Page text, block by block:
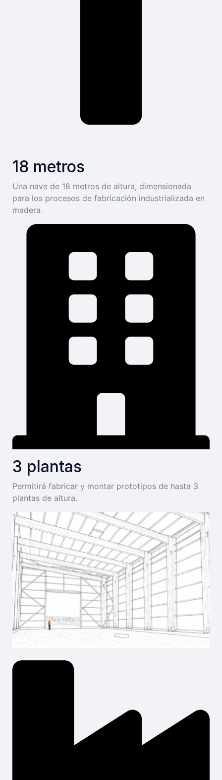
18 metros
Una nave de 18 metros de altura, dimensionada
para los procesos de fabricación industrializada en
madera.
3 plantas
Permitirá fabricar y montar prototipos de hasta 3
plantas de altura.